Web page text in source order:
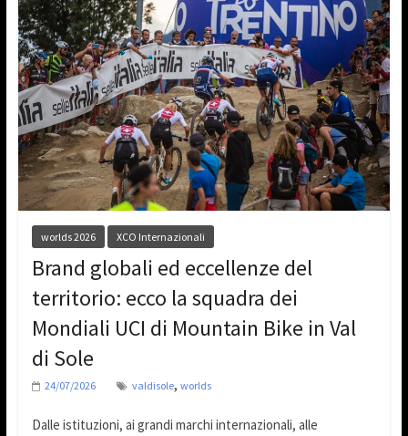
worlds 2026 XCO Internazionali
Brand globali ed eccellenze del
territorio: ecco la squadra dei
Mondiali UCI di Mountain Bike in Val
di Sole
24/07/2026 valdisole, worlds
Dalle istituzioni, ai grandi marchi internazionali, alle